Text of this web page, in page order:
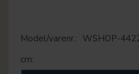
Model/varenr.: WSHOP-
cm: